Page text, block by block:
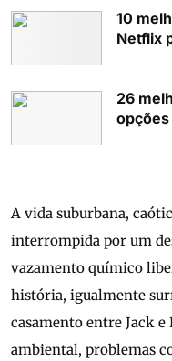
10
Netflix
26
A vida suburbana,
interrompida por um
vazamento químico
história, igualmente
casamento entre Jack e
ambiental, problemas